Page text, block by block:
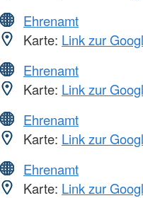
Ehrenamt
Karte: Link zur
Ehrenamt
Karte: Link zur
Ehrenamt
Karte: Link zur
Ehrenamt
Karte: Link zur